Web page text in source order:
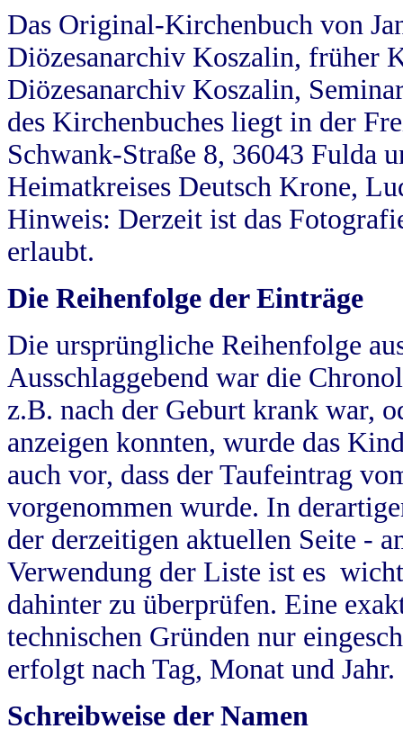
Das Original-Kirchenbuch von
Diözesanarchiv Koszalin, früher
Diözesanarchiv Koszalin,
des Kirchenbuches liegt in der
Schwank-Straße 8, 36043 Fulda
Heimatkreises Deutsch Krone,
Hinweis: Derzeit ist das
erlaubt.
Die Reihenfolge der Einträge
Die ursprüngliche Reihenfolge
Ausschlaggebend war die
z.B. nach der Geburt krank war,
anzeigen konnten, wurde das
auch vor, dass der Taufeintrag
vorgenommen wurde. In
der derzeitigen aktuellen Seite -
Verwendung der Liste ist es
dahinter zu überprüfen. Eine
technischen Gründen nur
erfolgt nach Tag, Monat und Jahr.
Schreibweise der Namen